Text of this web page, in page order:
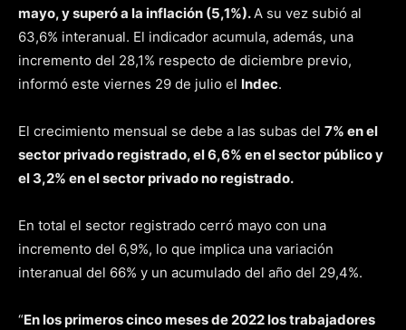
mayo, y superó a la inflación (5,1%).A su vez subió al
63,6% interanual. El indicador acumula, además, una
incremento del 28,1% respecto de diciembre previo,
informó este viernes 29 de julio el Indec.
El crecimiento mensual se debe a las subas del 7% en el
sector privado registrado, el 6,6% en el sector público y
el 3,2% en el sector privado no registrado.
En total el sector registrado cerró mayo con una
incremento del 6,9%, lo que implica una variación
interanual del 66% y un acumulado del año del 29,4%.
“En los primeros cinco meses de 2022 los trabajadores